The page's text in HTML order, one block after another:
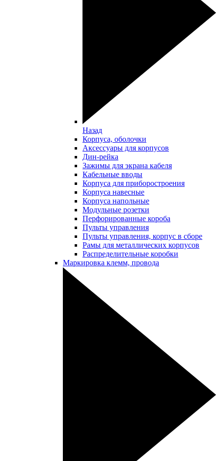
Назад
Корпуса, оболочки
Аксессуары для корпусов
Дин-рейка
Зажимы для экрана кабеля
Кабельные вводы
Корпуса для приборостроения
Корпуса навесные
Корпуса напольные
Модульные розетки
Перфорированные короба
Пульты управления
Пульты управления, корпус в сборе
Рамы для металлических корпусов
Распределительные коробки
Маркировка клемм, провода